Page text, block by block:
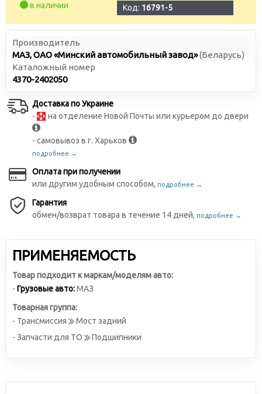
в наличии
Код: 16791-5
Производитель
МАЗ, ОАО «Минский автомобильный завод»(Беларусь)
Каталожный номер
4370-2402050
Доставка по Украине
-
на отделение Новой Почты или курьером до двери
- самовывоз в г. Харьков
подробнее →
Оплата при получении
или другим удобным способом, подробнее →
Гарантия
обмен/возврат товара в течение 14 дней, подробнее →
ПРИМЕНЯЕМОСТЬ
Товар подходит к маркам/моделям авто:
- Грузовые авто:МАЗ
Товарная группа:
- Трансмиссия
Мост задний
- Запчасти для ТО
Подшипники